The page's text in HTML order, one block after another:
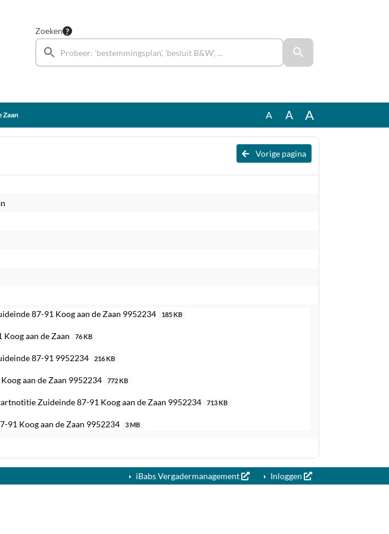
Zoeken
Zaan A A A
Vorige pagina
87-91 Koog aan de Zaan 9952234 185 KB
aan de Zaan 76 KB
87-91 9952234 216 KB
aan de Zaan 9952234 772 KB
Zuideinde 87-91 Koog aan de Zaan 9952234 713 KB
91 Koog aan de Zaan 9952234 3 MB
iBabs Vergadermanagement Inloggen